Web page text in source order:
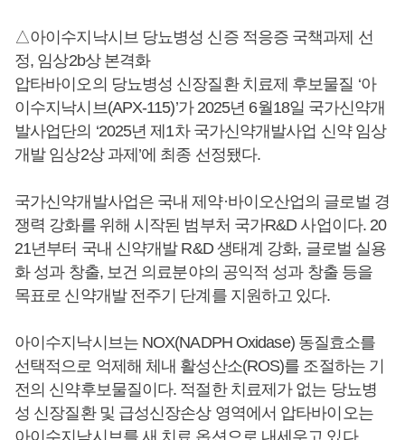
△아이수지낙시브 당뇨병성 신증 적응증 국책과제 선
정, 임상2b상 본격화
압타바이오의 당뇨병성 신장질환 치료제 후보물질 ‘아
이수지낙시브(APX-115)’가 2025년 6월18일 국가신약개
발사업단의 ‘2025년 제1차 국가신약개발사업 신약 임상
개발 임상2상 과제’에 최종 선정됐다.
국가신약개발사업은 국내 제약·바이오산업의 글로벌 경
쟁력 강화를 위해 시작된 범부처 국가R&D 사업이다. 20
21년부터 국내 신약개발 R&D 생태계 강화, 글로벌 실용
화 성과 창출, 보건 의료분야의 공익적 성과 창출 등을
목표로 신약개발 전주기 단계를 지원하고 있다.
아이수지낙시브는 NOX(NADPH Oxidase) 동질효소를
선택적으로 억제해 체내 활성산소(ROS)를 조절하는 기
전의 신약후보물질이다. 적절한 치료제가 없는 당뇨병
성 신장질환 및 급성신장손상 영역에서 압타바이오는
아이수지낙시브를 새 치료 옵션으로 내세우고 있다.